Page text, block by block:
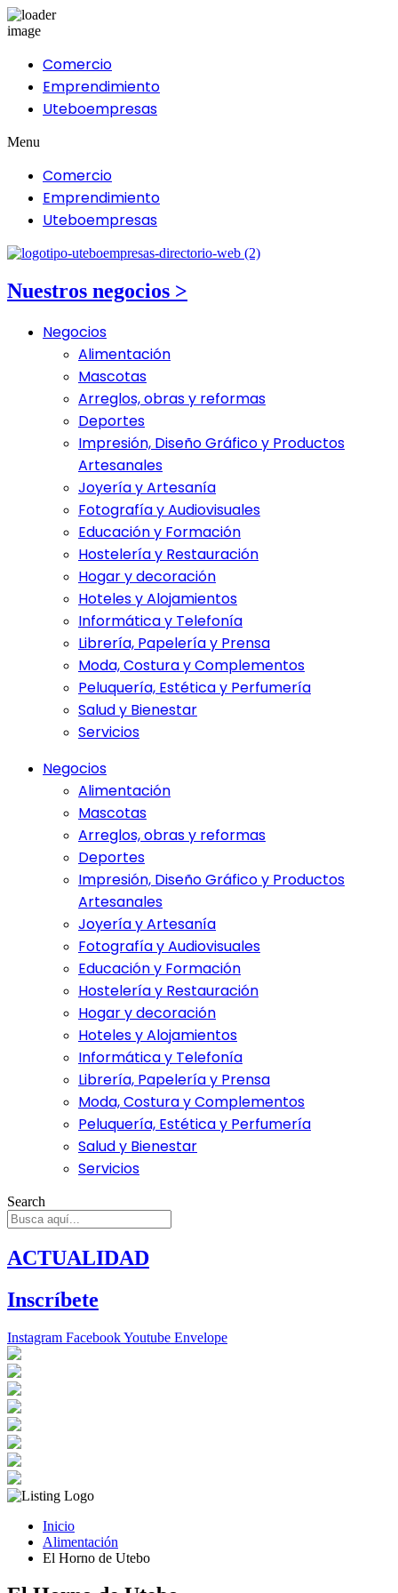
Comercio
Emprendimiento
Uteboempresas
Menu
Comercio
Emprendimiento
Uteboempresas
Nuestros negocios >
Negocios
Alimentación
Mascotas
Arreglos, obras y reformas
Deportes
Impresión, Diseño Gráfico y Productos
Artesanales
Joyería y Artesanía
Fotografía y Audiovisuales
Educación y Formación
Hostelería y Restauración
Hogar y decoración
Hoteles y Alojamientos
Informática y Telefonía
Librería, Papelería y Prensa
Moda, Costura y Complementos
Peluquería, Estética y Perfumería
Salud y Bienestar
Servicios
Negocios
Alimentación
Mascotas
Arreglos, obras y reformas
Deportes
Impresión, Diseño Gráfico y Productos
Artesanales
Joyería y Artesanía
Fotografía y Audiovisuales
Educación y Formación
Hostelería y Restauración
Hogar y decoración
Hoteles y Alojamientos
Informática y Telefonía
Librería, Papelería y Prensa
Moda, Costura y Complementos
Peluquería, Estética y Perfumería
Salud y Bienestar
Servicios
Search
ACTUALIDAD
Inscríbete
Instagram FacebookYoutube Envelope
Inicio
Alimentación
El Horno de Utebo